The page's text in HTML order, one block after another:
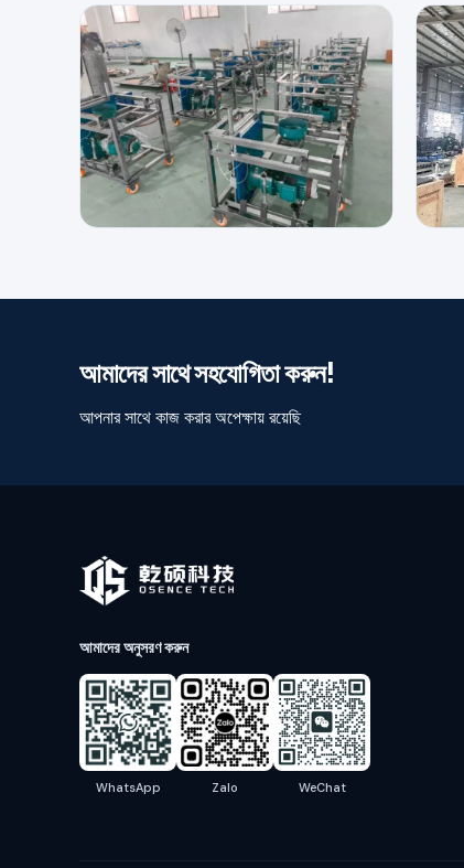
আমাদের সাথে সহযোগিতা করুন!
আপনার সাথে কাজ করার অপেক্ষায় রয়েছি
আমাদের অনুসরণ করুন
WhatsApp Zalo WeChat